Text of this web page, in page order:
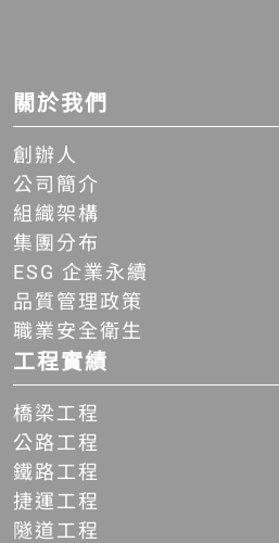
關於我們
創辦人
公司簡介
組織架構
集團分布
ESG 企業永續
品質管理政策
職業安全衛生
工程實績
橋梁工程
公路工程
鐵路工程
捷運工程
隧道工程